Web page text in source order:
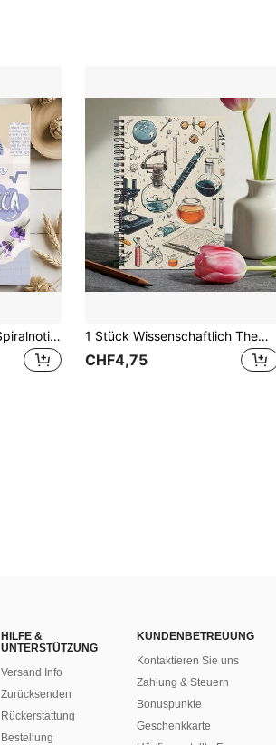
Mathematik-Themen-Spiralnotizbuch - College-Linien-Design mit lila Mathematiksymbolen und Taschenrechner-Mustern - Hochwertige Seiten zum Notieren, Studieren & kreativen Schreiben - Ideale Wahl für Studenten, Lehrer, Mathematiker & 1 Stück Wissenschaftlich Themen Spiralnotizbuch Reisejournal Lehrer Arbeitsplaner Labor Schulbürobedarf Schulanfang Geschenk Biologie Studenten Notizbuch Lernheft Persönlicher Organizer
CHF4,75
HILFE &
UNTERSTÜTZUNG
Versand Info
Zurücksenden
Rückerstattung
Bestellung
KUNDENBETREUUNG
Kontaktieren Sie uns
Zahlung & Steuern
Bonuspunkte
Geschenkkarte